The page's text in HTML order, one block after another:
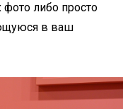
фото либо просто
в ваш